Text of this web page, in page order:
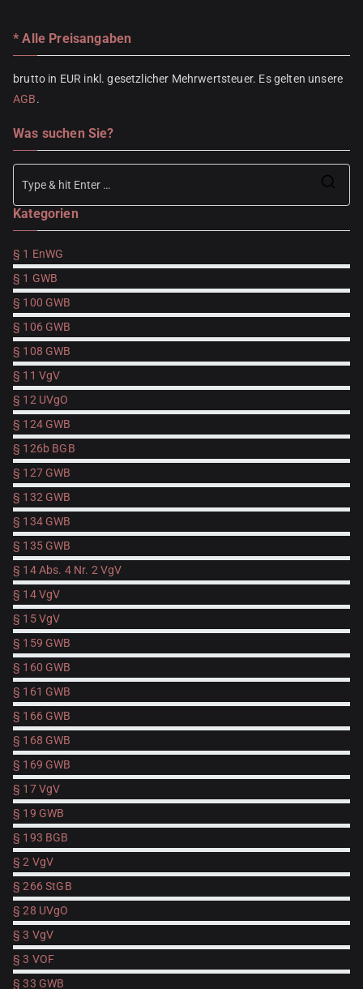
* Alle Preisangaben
brutto in EUR inkl. gesetzlicher Mehrwertsteuer. Es gelten unsere
AGB.
Was suchen Sie?
Kategorien
§ 1 EnWG
§ 1 GWB
§ 100 GWB
§ 106 GWB
§ 108 GWB
§ 11 VgV
§ 12 UVgO
§ 124 GWB
§ 126b BGB
§ 127 GWB
§ 132 GWB
§ 134 GWB
§ 135 GWB
§ 14 Abs. 4 Nr. 2 VgV
§ 14 VgV
§ 15 VgV
§ 159 GWB
§ 160 GWB
§ 161 GWB
§ 166 GWB
§ 168 GWB
§ 169 GWB
§ 17 VgV
§ 19 GWB
§ 193 BGB
§ 2 VgV
§ 266 StGB
§ 28 UVgO
§ 3 VgV
§ 3 VOF
§ 33 GWB